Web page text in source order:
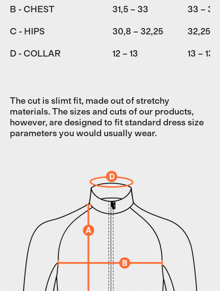
B - CHEST 31,5 – 33 33 –
C - HIPS 30,8 – 32,25 32,25 –
D - COLLAR 12 – 13 13 –
The cut is slimt fit, made out of stretchy
materials. The sizes and cuts of our products,
however, are designed to fit standard dress size
parameters you would usually wear.